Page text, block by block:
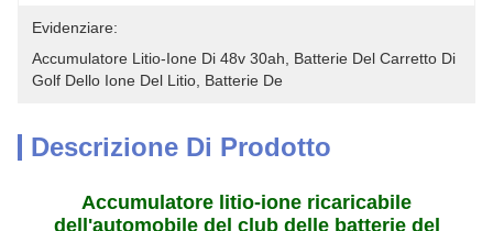
Evidenziare:
Accumulatore Litio-Ione Di 48v 30ah, Batterie Del Carretto Di
Golf Dello Ione Del Litio, Batterie De
Descrizione Di Prodotto
Accumulatore litio-ione ricaricabile
dell'automobile del club delle batterie del